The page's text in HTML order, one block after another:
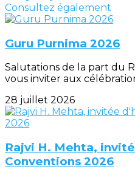
Consultez également
Guru Purnima 2026
Salutations de la part du
vous inviter aux
28 juillet 2026
Rajvi H. Mehta,
Conventions 2026